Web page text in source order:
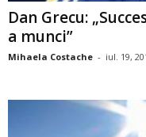
Dan Grecu:
a munci”
Mihaela Costache - iul. 19,